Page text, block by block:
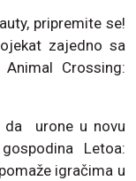
pripremite se!
zajedno sa
Crossing:
da urone u novu
Letoa:
igračima u